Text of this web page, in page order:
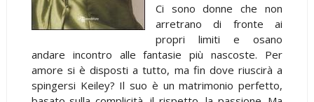
Ci sono donne che non
arretrano di fronte ai
propri limiti e osano
andare incontro alle fantasie più nascoste. Per
amore si è disposti a tutto, ma fin dove riuscirà a
spingersi Keiley? Il suo è un matrimonio perfetto,